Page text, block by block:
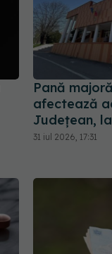
Pană
afectează
Județean,
31 iul 2026, 17:31